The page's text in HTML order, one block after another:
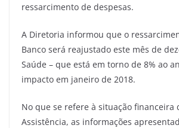
ressarcimento de despesas.
A Diretoria informou que o
Banco será reajustado este mês de
Saúde – que está em torno de 8% ao
impacto em janeiro de 2018.
No que se refere à situação financeira
Assistência, as informações